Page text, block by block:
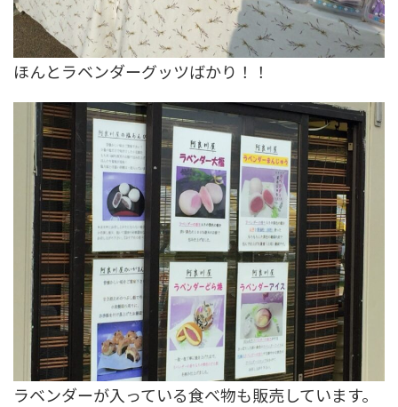
ほんとラベンダーグッツばかり！！
ラベンダーが入っている食べ物も販売しています。